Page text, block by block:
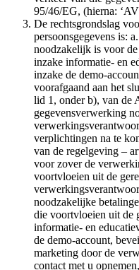
95/46/EG, (hierna:
De rechtsgrondslag
persoonsgegevens is:
noodzakelijk is voor
inzake informatie- en
inzake de demo-
voorafgaand aan het
lid 1, onder b), van de
gegevensverwerking
verplichtingen na te
van de regelgeving –
voor zover de
voortvloeien uit de
noodzakelijke
die voortvloeien uit de
informatie- en
de demo-account,
marketing door de
contact met u